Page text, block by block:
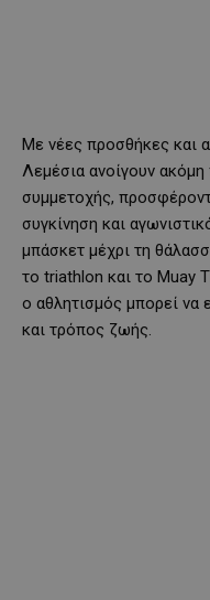
Με νέες προσθήκες και
Λεμέσια ανοίγουν
συμμετοχής,
συγκίνηση και
μπάσκετ μέχρι τη
το triathlon και το Muay
ο αθλητισμός μπορεί να
και τρόπος ζωής.